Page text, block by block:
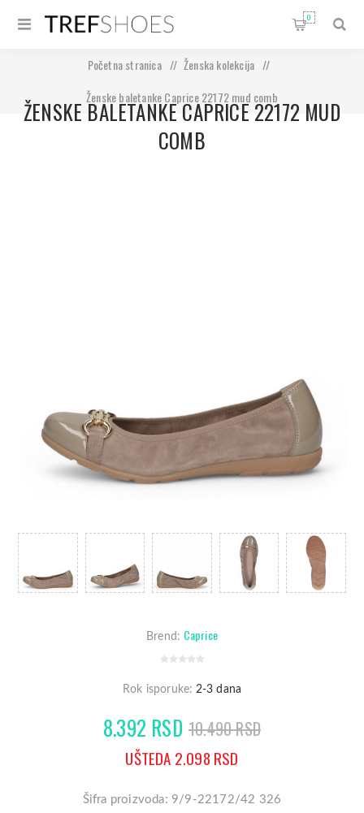
0
Početna stranica / Ženska kolekcija
/
Ženske baletanke Caprice 22172 mud comb
ŽENSKE BALETANKE CAPRICE 22172 MUD
COMB
Brend: Caprice
Rok isporuke: 2-3 dana
8.392 RSD 10.490 RSD
UŠTEDA 2.098 RSD
Šifra proizvoda: 9/9-22172/42 326